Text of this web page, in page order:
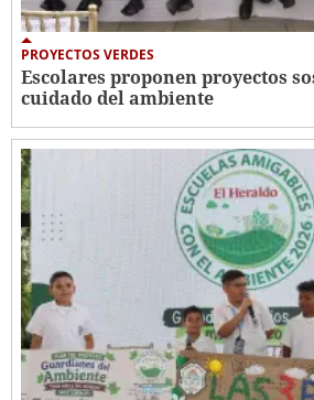
PROYECTOS VERDES
Escolares proponen proyectos
cuidado del ambiente